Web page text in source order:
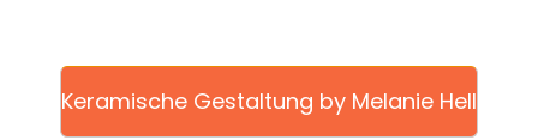
Keramische Gestaltung by Melanie Hell